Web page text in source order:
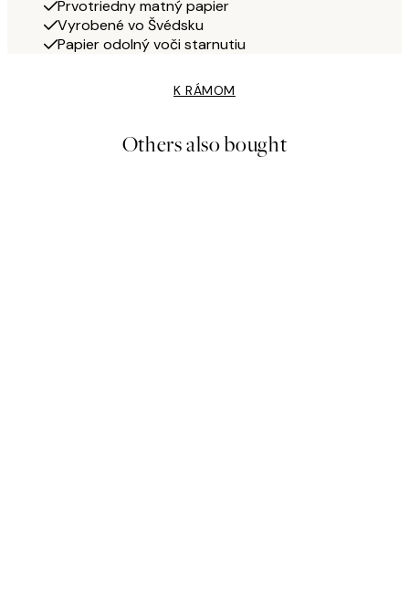
Prvotriedny matný papier
Vyrobené vo Švédsku
Papier odolný voči starnutiu
K RÁMOM
Others also bought